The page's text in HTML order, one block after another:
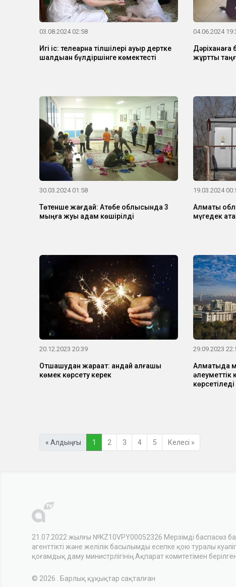
03.08.2024 02:58
Игі іс: телеарна тілшілері ауыр дертке
шалдыққан бүлдіршінге көмектесті
04.06.2024
Дәріханаға
жұртты
30.03.2024 01:58
Төтенше жағдай: Ақтөбе облысында 3
мыңға жуық адам көшірілді
19.03.2024
Алматы
мүгедек
20.12.2023 20:39
Отшашудан жарақат: қандай алғашқы
көмек көрсету керек
29.09.2023
Алматыда
әлеуметтік
көрсетіледі
« Алдыңғы 1 2 3 4 5 Келесі »
21.07.2022 жылғы №KZ10VPY00052326 Мерзімді баспасөз
агенттікті және желілік басылымды есепке қою туралы
қоғамдық даму министрлігінің Ақпарат комитетімен
© 2026 . Барлық құқықтар сақталған